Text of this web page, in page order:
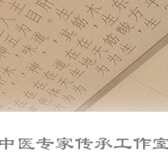
医专家传承工作